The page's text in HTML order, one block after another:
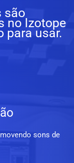
são
no Izotope
para usar.
sons de